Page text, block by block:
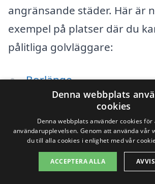
angränsande städer. Här är
exempel på platser där du
pålitliga golvläggare:
Borlänge
Hedemora
Ludvika
Denna webbplats
cookies
Denna webbplats använder cookies
användarupplevelsen. Genom att använda vår
du till alla cookies i enlighet med vår
ACCEPTERA ALLA